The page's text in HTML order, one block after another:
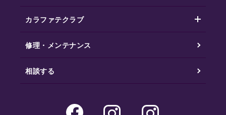
カラファテクラブ
修理・メンテナンス
相談する